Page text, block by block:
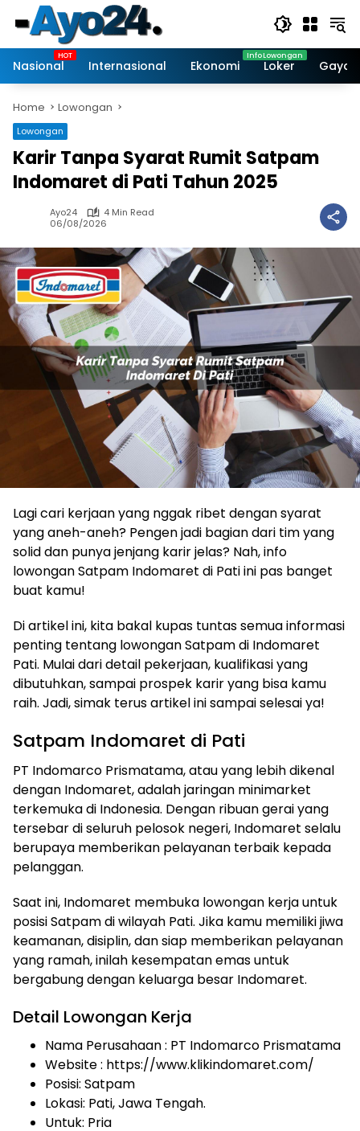
content
Nasional
Internasional Ekonomi Loker Gaya
Home Lowongan
Lowongan
Karir Tanpa Syarat Rumit Satpam
Indomaret di Pati Tahun 2025
Ayo24
4 Min Read
06/08/2026
Lagi cari kerjaan yang nggak ribet dengan syarat
yang aneh-aneh? Pengen jadi bagian dari tim yang
solid dan punya jenjang karir jelas? Nah, info
lowongan Satpam Indomaret di Pati ini pas banget
buat kamu!
Di artikel ini, kita bakal kupas tuntas semua informasi
penting tentang lowongan Satpam di Indomaret
Pati. Mulai dari detail pekerjaan, kualifikasi yang
dibutuhkan, sampai prospek karir yang bisa kamu
raih. Jadi, simak terus artikel ini sampai selesai ya!
Satpam Indomaret di Pati
PT Indomarco Prismatama, atau yang lebih dikenal
dengan Indomaret, adalah jaringan minimarket
terkemuka di Indonesia. Dengan ribuan gerai yang
tersebar di seluruh pelosok negeri, Indomaret selalu
berupaya memberikan pelayanan terbaik kepada
pelanggan.
Saat ini, Indomaret membuka lowongan kerja untuk
posisi Satpam di wilayah Pati. Jika kamu memiliki jiwa
keamanan, disiplin, dan siap memberikan pelayanan
yang ramah, inilah kesempatan emas untuk
bergabung dengan keluarga besar Indomaret.
Detail Lowongan Kerja
Nama Perusahaan : PT Indomarco Prismatama
Website : https://www.klikindomaret.com/
Posisi: Satpam
Lokasi: Pati, Jawa Tengah.
Untuk: Pria